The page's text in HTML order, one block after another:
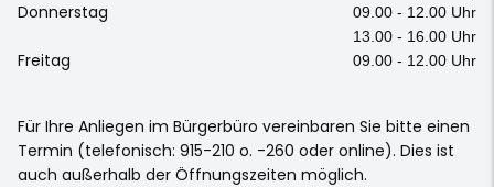
Donnerstag
09.00 - 12.00 Uhr
13.00 - 16.00 Uhr
Freitag 09.00 - 12.00 Uhr
Für Ihre Anliegen im Bürgerbüro vereinbaren Sie bitte einen
Termin (telefonisch: 915-210 o. -260 oder online). Dies ist
auch außerhalb der Öffnungszeiten möglich.